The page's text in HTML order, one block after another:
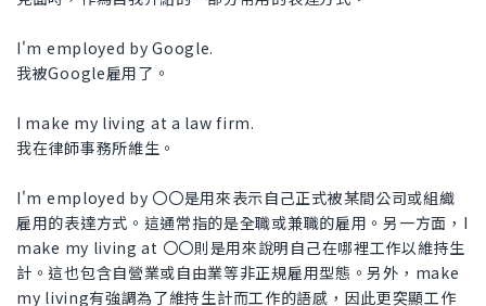
I'm employed by Google.
我被Google雇用了。
I make my living at a law firm.
我在律師事務所維生。
I'm employed by 〇〇是用來表示自己正式被某間公司或組織
雇用的表達方式。這通常指的是全職或兼職的雇用。另一方面，I
make my living at 〇〇則是用來說明自己在哪裡工作以維持生
計。這也包含自營業或自由業等非正規雇用型態。另外，make
my living有強調為了維持生計而工作的語感，因此更突顯工作